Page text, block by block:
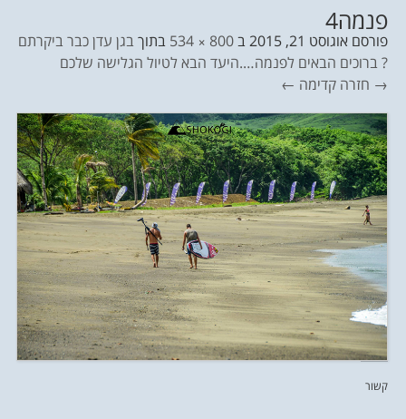
פנמה4
פורסם אוגוסט 21, 2015 ב800 × 534 בתוךבגן עדן כבר ביקרתם
? ברוכים הבאים לפנמה….היעד הבא לטיול הגלישה שלכם
→ חזרה קדימה ←
קשור